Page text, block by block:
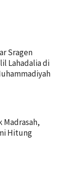
Sragen
Lahadalia di
Madrasah,
Hitung